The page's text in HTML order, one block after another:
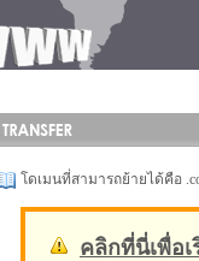
โดเมนที่สามารถย้ายได้คือ
คลิกที่นี่เพื่อ